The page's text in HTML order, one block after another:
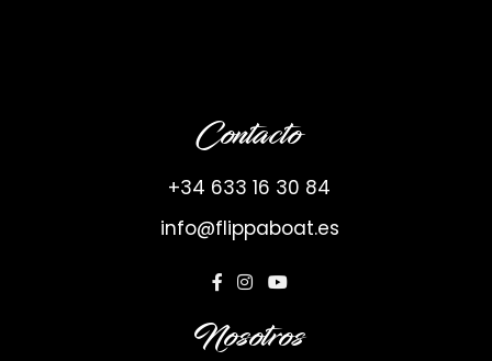
Contacto
+34 633 16 30 84
info@flippaboat.es
Nosotros